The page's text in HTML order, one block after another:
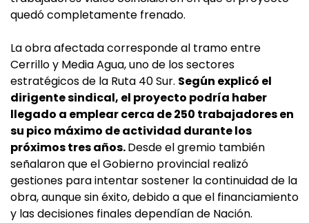
quedó completamente frenado.
La obra afectada corresponde al tramo entre
Cerrillo y Media Agua, uno de los sectores
estratégicos de la Ruta 40 Sur. Según explicó el
dirigente sindical, el proyecto podría haber
llegado a emplear cerca de 250 trabajadores en
su pico máximo de actividad durante los
próximos tres años.Desde el gremio también
señalaron que el Gobierno provincial realizó
gestiones para intentar sostener la continuidad de la
obra, aunque sin éxito, debido a que el financiamiento
y las decisiones finales dependían de Nación.